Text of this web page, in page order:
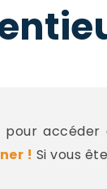
pour accéder
! Si vous